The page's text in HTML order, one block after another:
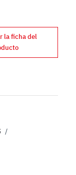
la ficha del
/